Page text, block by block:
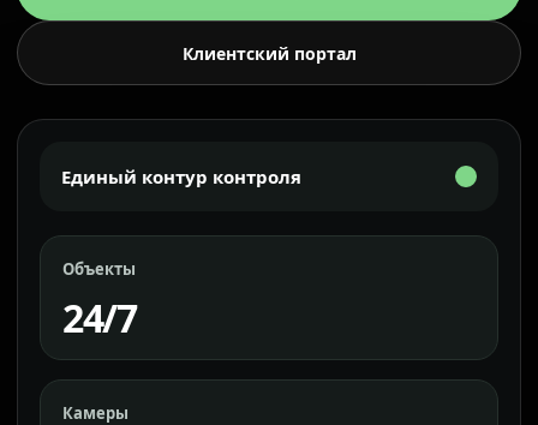
Клиентский портал
Единый контур контроля
Объекты
24/7
Камеры